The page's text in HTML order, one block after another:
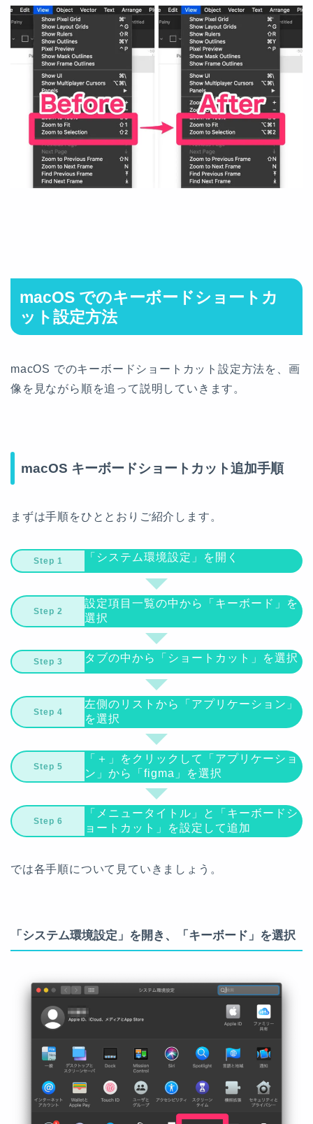
macOS でのキーボードショートカ
ット設定方法
macOS でのキーボードショートカット設定方法を、画
像を見ながら順を追って説明していきます。
macOS キーボードショートカット追加手順
まずは手順をひととおりご紹介します。
「システム環境設定」を開く
設定項目一覧の中から「キーボード」を
選択
タブの中から「ショートカット」を選択
左側のリストから「アプリケーション」
を選択
「＋」をクリックして「アプリケーショ
ン」から「figma」を選択
「メニュータイトル」と「キーボードシ
ョートカット」を設定して追加
では各手順について見ていきましょう。
「システム環境設定」を開き、「キーボード」を選択